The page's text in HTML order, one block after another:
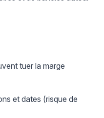
tuer la marge
et dates (risque de